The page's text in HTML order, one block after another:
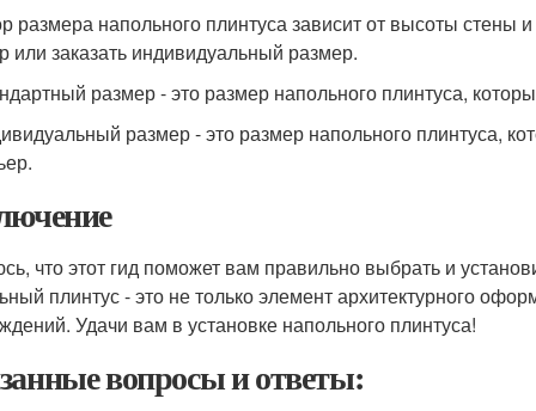
размера напольного плинтуса зависит от высоты
или заказать индивидуальный размер.
размер - это размер напольного плинтуса,
размер - это размер напольного плинтуса,
что этот гид поможет вам правильно выбрать и
плинтус - это не только элемент архитектурного
Удачи вам в установке напольного плинтуса!
вопросы и ответы: